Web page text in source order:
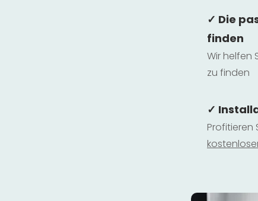
✓ Die
finden
Wir helfen
zu finden
✓
Profitieren